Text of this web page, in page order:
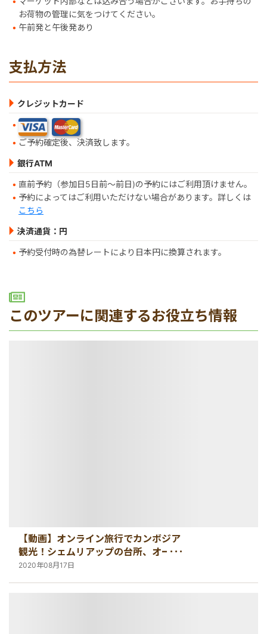
お荷物の管理に気をつけてください。
午前発と午後発あり
支払方法
クレジットカード
ご予約確定後、決済致します。
銀行ATM
直前予約（参加日5日前～前日)の予約にはご利用頂けません。
予約によってはご利用いただけない場合があります。詳しくは
こちら
決済通貨：円
予約受付時の為替レートにより日本円に換算されます。
このツアーに関連するお役立ち情報
【動画】オンライン旅行でカンボジア
観光！シェムリアップの台所、オール
ドマーケットのご紹介♪
2020年08月17日